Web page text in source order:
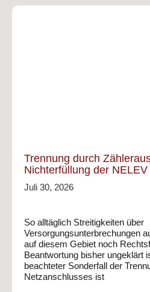
Trennung durch
Nichterfüllung der NELEV
Juli 30, 2026
So alltäglich Streitigkeiten über
Versorgungsunterbrechungen
auf diesem Gebiet noch
Beantwortung bisher ungeklärt
beachteter Sonderfall der
Netzanschlusses ist